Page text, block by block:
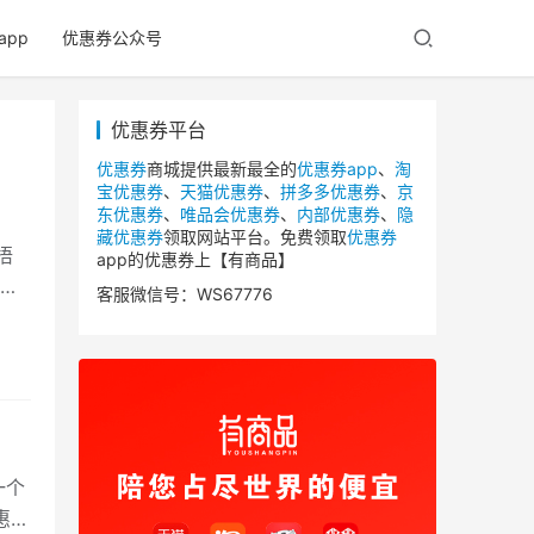
优惠券公众号
个
券
优惠券平台
优惠券商城提供最新最全的优惠券app、 淘
宝优惠券、 天猫优惠券、 拼多多优惠券、 京
东优惠券、 唯品会优惠券、 内部优惠券、 隐
藏优惠券领取网站平台。免费领取优惠券
app的优惠券上【有商品】
客服微信号：WS67776